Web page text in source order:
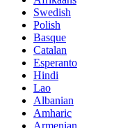
Swedish
Polish
Basque
Catalan
Esperanto
Hindi
Lao
Albanian
Amharic
Armenian